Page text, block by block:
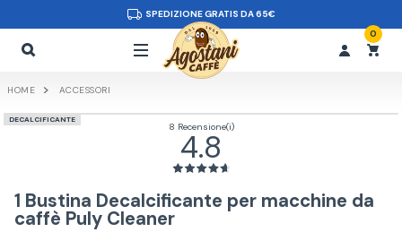
SPEDIZIONE GRATIS DA 65€
0
HOME ACCESSORI
DECALCIFICANTE
8 Recensione(i)
4.8
1 Bustina Decalcificante per macchine da
caffè Puly Cleaner